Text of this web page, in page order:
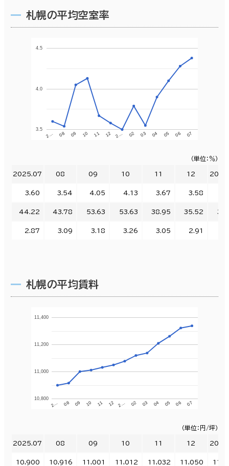
札幌の平均空室率
2… 08 09 10 11 12 2… 02 03 04 05 06 07
3.5
4.0
4.5
（単位：％）
2025.07 08 09 10 11 12
3.60 3.54 4.05 4.13 3.67 3.58
44.22 43.78 53.63 53.63 38.95 35.52
2.87 3.09 3.18 3.26 3.05 2.91
札幌の平均賃料
2… 08 09 10 11 12 2… 02 03 04 05 06 07
10,800
11,000
11,200
11,400
（単位：円/坪）
2025.07 08 09 10 11 12
10,900 10,916 11,001 11,012 11,032 11,050